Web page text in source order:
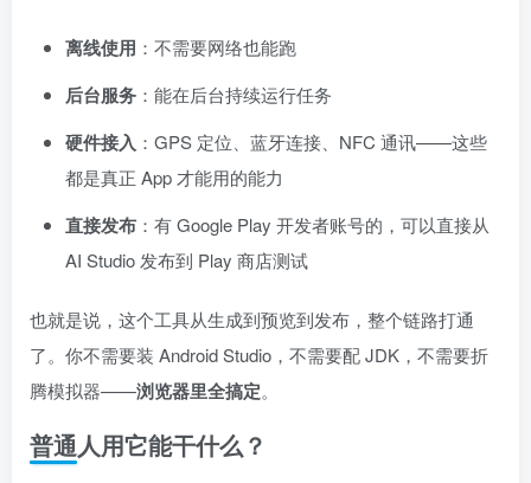
离线使用 ：不需要网络也能跑
后台服务 ：能在后台持续运行任务
硬件接入 ：GPS 定位、蓝牙连接、NFC 通讯——这些
都是真正 App 才能用的能力
直接发布 ：有 Google Play 开发者账号的，可以直接从
AI Studio 发布到 Play 商店测试
也就是说，这个工具从生成到预览到发布，整个链路打通
了。你不需要装 Android Studio，不需要配 JDK，不需要折
腾模拟器——浏览器里全搞定。
普通人用它能干什么？